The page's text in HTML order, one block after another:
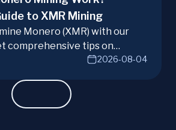
to XMR Mining
Monero (XMR) with our
comprehensive tips on
and techniques for2026-08-04